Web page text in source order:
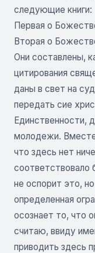
следующие книги:
Первая о
Вторая о
Они составлены,
цитирования
даны в свет на
передать сие
Единственности,
молодежи.
что здесь нет
не оспорит это,
определенная
осознает то, что
считаю, ввиду
приводить здесь